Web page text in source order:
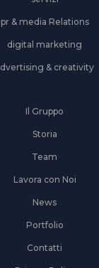
pr & media Relations
digital marketing
& creativity
Il Gruppo
Storia
Team
Lavora con Noi
News
Portfolio
Contatti